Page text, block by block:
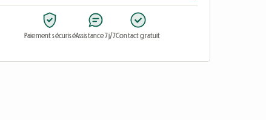
Paiement sécuriséAssistance 7j/7Contact gratuit